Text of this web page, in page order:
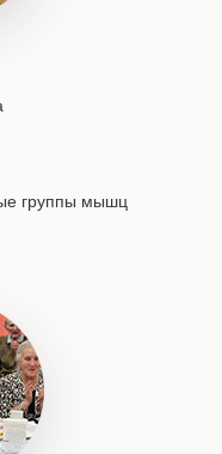
группы мышц